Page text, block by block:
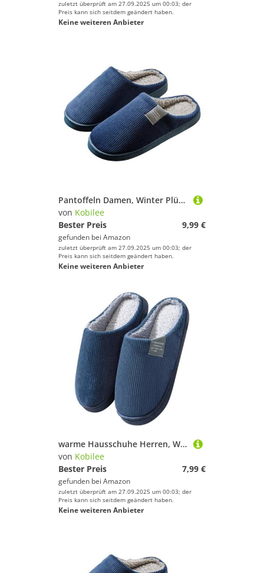
zuletzt überprüft am 27.09.2025 um 00:03; der
Preis kann sich seitdem geändert haben.
Keine weiteren Anbieter
Pantoffeln Damen, Winter Plüsch Pantoffeln rutschfeste Unisex Warm Hausschlappen Filzpantoffeln Frauen Bequeme Slippers 02Navy 42-43/EU
von Kobilee
Bester Preis
9,99 €
gefunden bei Amazon
zuletzt überprüft am 27.09.2025 um 00:03; der
Preis kann sich seitdem geändert haben.
Keine weiteren Anbieter
warme Hausschuhe Herren, Winter Plüsch Pantoffeln Herren Warm Filzpantoffeln Frauen Bequeme Slippers Unisex 03Navy 42-43/EU
von Kobilee
Bester Preis
7,99 €
gefunden bei Amazon
zuletzt überprüft am 27.09.2025 um 00:03; der
Preis kann sich seitdem geändert haben.
Keine weiteren Anbieter